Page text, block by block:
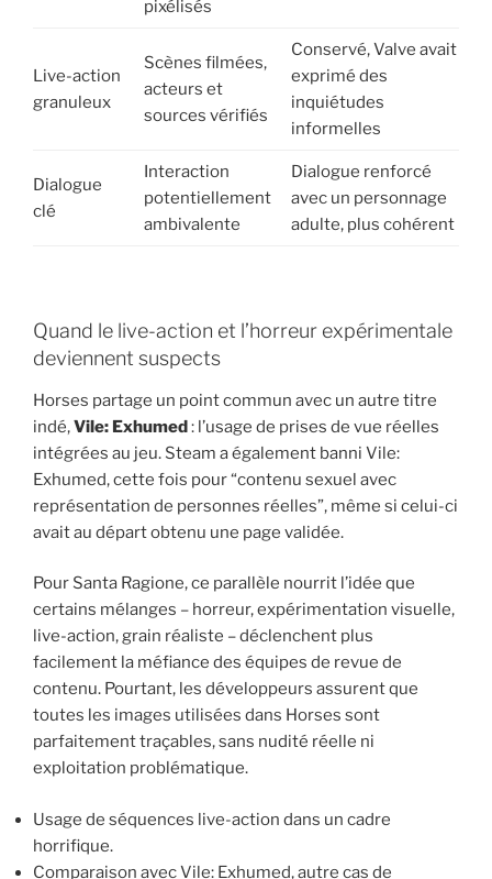
pixélisés
Live-action
granuleux
Scènes filmées,
acteurs et
sources vérifiés
Conservé, Valve avait
exprimé des
inquiétudes
informelles
Dialogue
clé
Interaction
potentiellement
ambivalente
Dialogue renforcé
avec un personnage
adulte, plus cohérent
Quand le live-action et l’horreur expérimentale
deviennent suspects
Horses partage un point commun avec un autre titre
indé,Vile: Exhumed: l’usage de prises de vue réelles
intégrées au jeu. Steam a également banni Vile:
Exhumed, cette fois pour “contenu sexuel avec
représentation de personnes réelles”, même si celui-ci
avait au départ obtenu une page validée.
Pour Santa Ragione, ce parallèle nourrit l’idée que
certains mélanges – horreur, expérimentation visuelle,
live-action, grain réaliste – déclenchent plus
facilement la méfiance des équipes de revue de
contenu. Pourtant, les développeurs assurent que
toutes les images utilisées dans Horses sont
parfaitement traçables, sans nudité réelle ni
exploitation problématique.
Usage de séquences live-action dans un cadre
horrifique.
Comparaison avec Vile: Exhumed, autre cas de